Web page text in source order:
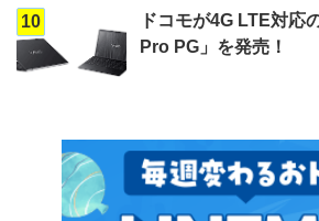
10
ドコモが4G LTE対応
Pro PG」を発売！